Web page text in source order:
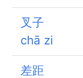
叉子
chā zi
差距